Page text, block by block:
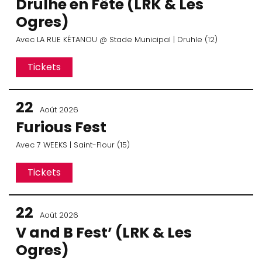
Drulhe en Fête (LRK & Les
Ogres)
Avec LA RUE KÉTANOU @ Stade Municipal | Druhle (12)
Tickets
22 Août 2026
Furious Fest
Avec 7 WEEKS | Saint-Flour (15)
Tickets
22 Août 2026
V and B Fest’ (LRK & Les
Ogres)